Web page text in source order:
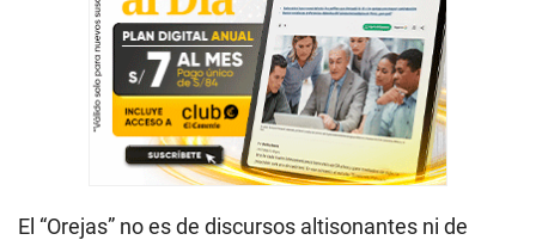
El “Orejas” no es de discursos altisonantes ni de